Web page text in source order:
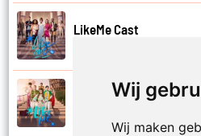
Wij
Wij maken
LikeMe Cast
LikeMe Cast